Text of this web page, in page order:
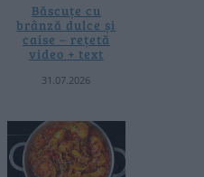
Băscuțe cu
brânză dulce și
caise – rețetă
video + text
31.07.2026